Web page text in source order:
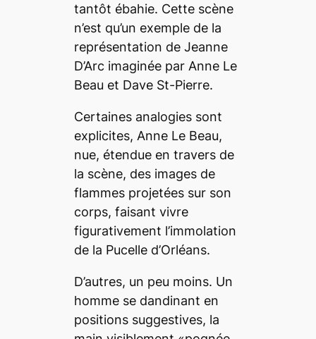
tantôt ébahie. Cette scène
n’est qu’un exemple de la
représentation de Jeanne
D’Arc imaginée par Anne Le
Beau et Dave St-Pierre.
Certaines analogies sont
explicites, Anne Le Beau,
nue, étendue en travers de
la scène, des images de
flammes projetées sur son
corps, faisant vivre
figurativement l’immolation
de la Pucelle d’Orléans.
D’autres, un peu moins. Un
homme se dandinant en
positions suggestives, la